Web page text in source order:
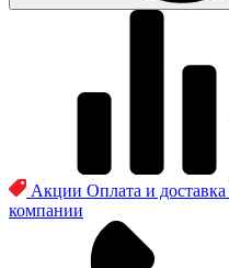
Акции Оплата и доставка
компании